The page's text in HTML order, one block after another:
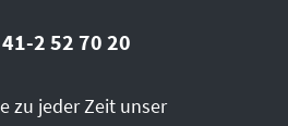
2 52 70 20
zu jeder Zeit unser